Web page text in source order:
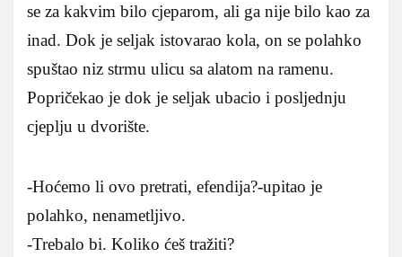
se za kakvim bilo cjeparom, ali ga nije bilo kao za
inad. Dok je seljak istovarao kola, on se polahko
spuštao niz strmu ulicu sa alatom na ramenu.
Popričekao je dok je seljak ubacio i posljednju
cjeplju u dvorište.
-Hoćemo li ovo pretrati, efendija?-upitao je
polahko, nenametljivo.
-Trebalo bi. Koliko ćeš tražiti?